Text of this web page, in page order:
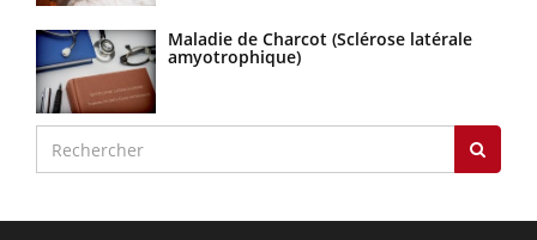
Maladie de Charcot (Sclérose latérale
amyotrophique)